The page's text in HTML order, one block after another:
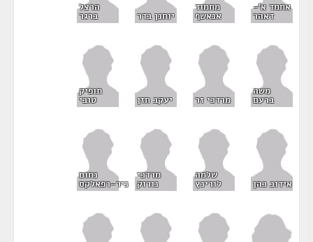
אחמד א'-
דאהר
מחמוד
אנאשף יוחנן בדר
הרצל
ברגר
משה
ברעם מרדכי זר יעקב חזן
תופיק
טובי
אידוב כהן
שלמה
לורינץ
מרדכי
נורוק
נחום
ניר-רפאלקס